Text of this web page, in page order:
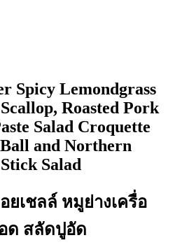
Spicy Lemondgrass
Roasted Pork
Salad Croquette
and Northern
Salad
ยเชลล์ หมูย่างเครื่อ
ด สลัดปูอัด